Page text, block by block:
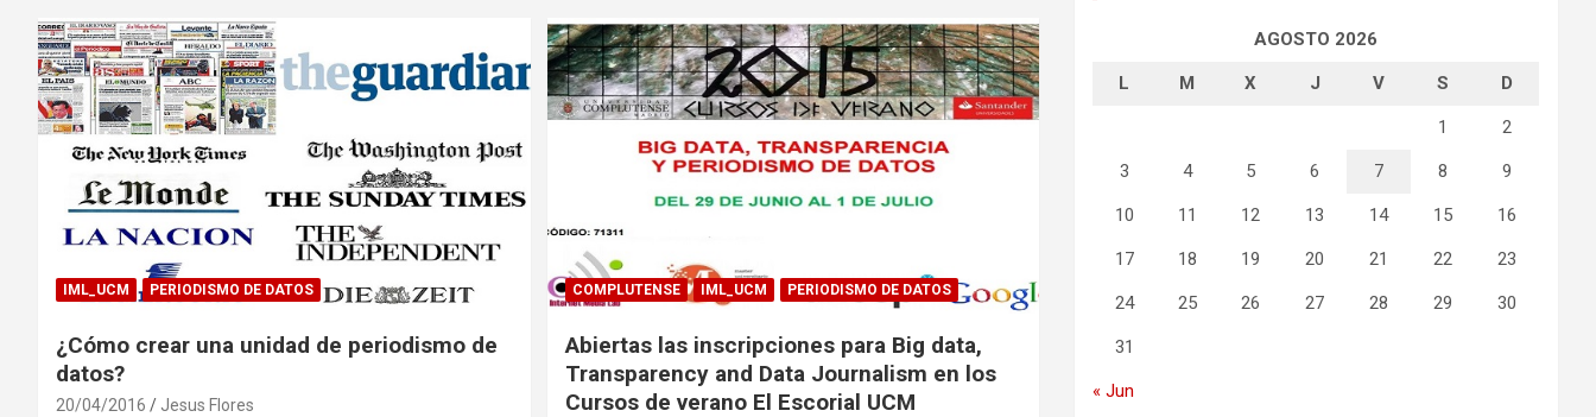
IML_UCM PERIODISMO DE DATOS
¿Cómo crear una unidad de periodismo de
datos?
20/04/2016 Jesus Flores
COMPLUTENSE IML_UCM PERIODISMO DE DATOS
Abiertas las inscripciones para Big data,
Transparency and Data Journalism en los
Cursos de verano El Escorial UCM
AGOSTO 2026
L M X J V S D
1 2
3 4 5 6 7 8 9
10 11 12 13 14 15 16
17 18 19 20 21 22 23
24 25 26 27 28 29 30
31
« Jun